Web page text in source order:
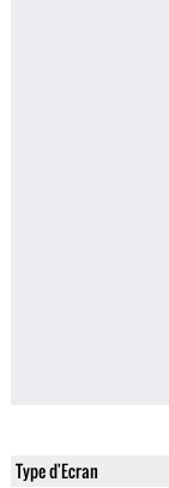
Type d'Ecran